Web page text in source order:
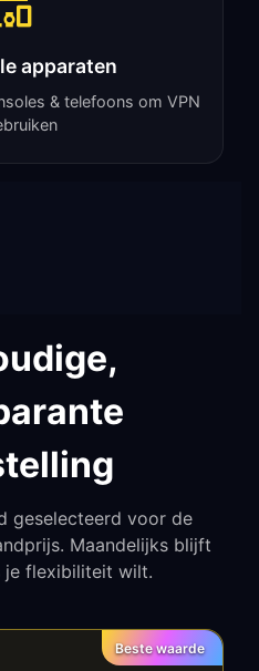
apparaten
& telefoons om VPN
geselecteerd voor de
Maandelijks blijft
je flexibiliteit wilt.
Beste waarde